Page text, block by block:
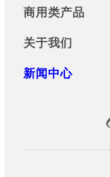
商用类产品
关于我们
新闻中心
Official Social